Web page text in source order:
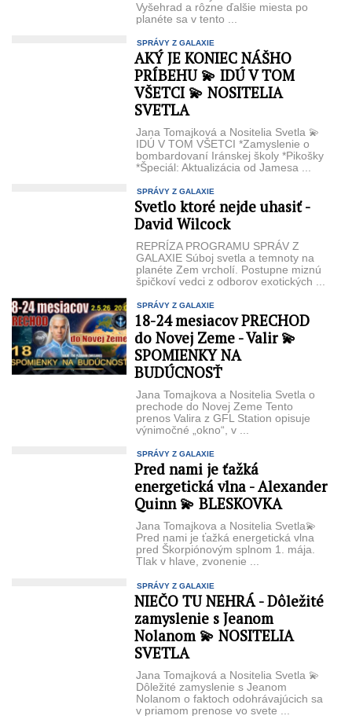
Vyšehrad a rôzne ďalšie miesta po
planéte sa v tento ...
SPRÁVY Z GALAXIE
AKÝ JE KONIEC NÁŠHO
PRÍBEHU 💫 IDÚ V TOM
VŠETCI 💫 NOSITELIA
SVETLA
Jana Tomajková a Nositelia Svetla 💫
IDÚ V TOM VŠETCI *Zamyslenie o
bombardovaní Iránskej školy *Pikošky
*Špeciál: Aktualizácia od Jamesa ...
SPRÁVY Z GALAXIE
Svetlo ktoré nejde uhasiť -
David Wilcock
REPRÍZA PROGRAMU SPRÁV Z
GALAXIE Súboj svetla a temnoty na
planéte Zem vrcholí. Postupne miznú
špičkoví vedci z odborov exotických ...
SPRÁVY Z GALAXIE
18-24 mesiacov PRECHOD
do Novej Zeme - Valir 💫
SPOMIENKY NA
BUDÚCNOSŤ
Jana Tomajkova a Nositelia Svetla o
prechode do Novej Zeme Tento
prenos Valira z GFL Station opisuje
výnimočné „okno“, v ...
SPRÁVY Z GALAXIE
Pred nami je ťažká
energetická vlna - Alexander
Quinn 💫 BLESKOVKA
Jana Tomajkova a Nositelia Svetla💫
Pred nami je ťažká energetická vlna
pred Škorpiónovým splnom 1. mája.
Tlak v hlave, zvonenie ...
SPRÁVY Z GALAXIE
NIEČO TU NEHRÁ - Dôležité
zamyslenie s Jeanom
Nolanom 💫 NOSITELIA
SVETLA
Jana Tomajková a Nositelia Svetla 💫
Dôležité zamyslenie s Jeanom
Nolanom o faktoch odohrávajúcich sa
v priamom prenose vo svete ...